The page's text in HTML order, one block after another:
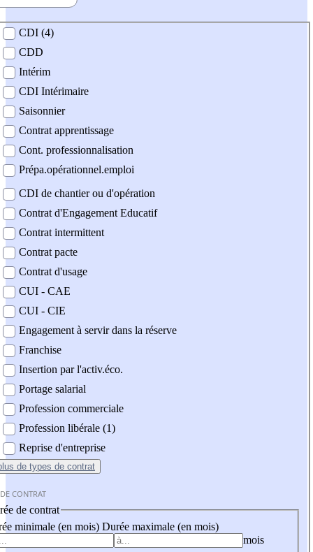
contrat
CDI (4)
CDD
Intérim
CDI Intérimaire
Saisonnier
Contrat apprentissage
Cont. professionnalisation
Prépa.opérationnel.emploi
CDI de chantier ou d'opération
Contrat d'Engagement Educatif
Contrat intermittent
Contrat pacte
Contrat d'usage
CUI - CAE
CUI - CIE
Engagement à servir dans la réserve
Franchise
Insertion par l'activ.éco.
Portage salarial
Profession commerciale
Profession libérale (1)
Reprise d'entreprise
de types de contrat
CONTRAT
de contrat
minimale (en mois) Durée maximale (en mois)
mois